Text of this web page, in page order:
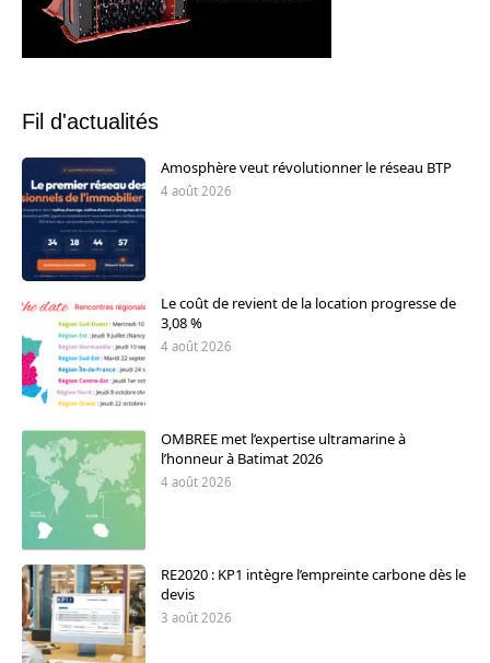
Fil d'actualités
Amosphère veut révolutionner le réseau BTP
4 août 2026
Le coût de revient de la location progresse de
3,08 %
4 août 2026
OMBREE met l’expertise ultramarine à
l’honneur à Batimat 2026
4 août 2026
RE2020 : KP1 intègre l’empreinte carbone dès le
devis
3 août 2026